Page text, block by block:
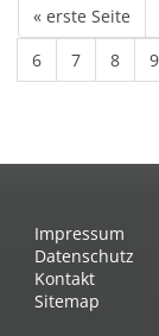
« erste Seite
6
7 8 9
Impressum
Datenschutz
Kontakt
Sitemap